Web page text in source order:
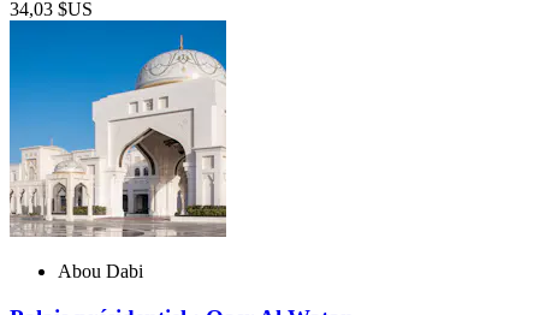
34,03 $US
Abou Dabi